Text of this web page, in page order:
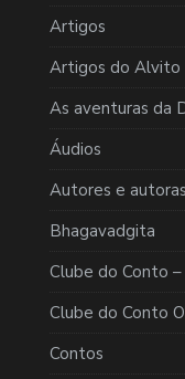
Artigos
Artigos do Alvito
As aventuras da
Áudios
Autores e autoras
Bhagavadgita
Clube do Conto
Clube do Conto
Contos